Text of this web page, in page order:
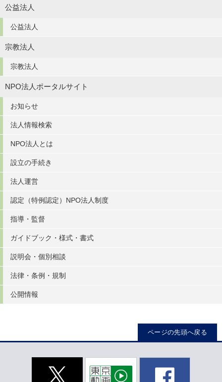
公益法人
公益法人
宗教法人
宗教法人
NPO法人ポータルサイト
お知らせ
法人情報検索
NPO法人とは
設立の手続き
法人運営
認定（特例認定）NPO法人制度
指導・監督
ガイドブック・様式・書式
説明会・個別相談
法律・条例・規制
公開情報
ページの先頭へ戻る